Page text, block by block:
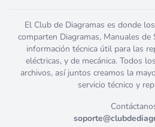
El Club de Diagramas es donde
comparten Diagramas, Manuales
información técnica útil para las
eléctricas, y de mecánica. Todos
archivos, así juntos creamos la
servicio técnico y